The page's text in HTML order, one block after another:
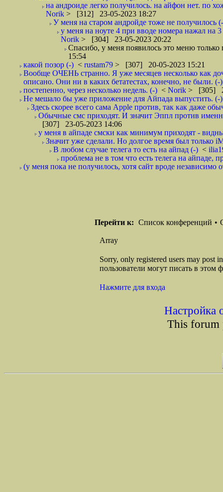
на андроиде легко получилось. на айфон нет. по
Norik > [312] 23-05-2023 18:27
У меня на старом андройде тоже не получилось
у меня на ноуте 4 при вводе номера нажал на
Norik > [304] 23-05-2023 20:22
Спасибо, у меня появилось это меню
15:54
какой позор (-) < rustam79 > [307] 20-05-2023 15:21
Вообще ОЧЕНЬ странно. Я уже месяцев несколько как
описано. Они ни в каких бетатестах, конечно, не были.
постепенно, через несколько недель. (-) < Norik > [305]
Не мешало бы уже приложение для Айпада выпустить. (-)
Здесь скорее всего сама Apple против, так как даже
Обычные смс приходят. И значит Эппл против
[307] 23-05-2023 14:06
у меня в айпаде смски как минимум приходят -
Значит уже сделали. Но долгое время был только
В любом случае телега то есть на айпад (-) <
проблема не в том что есть телега на айпаде,
(у меня пока не получилось, хотя сайт вроде независимо
Перейти к: Список конференций •
Array
Sorry, only registered users may post
пользователи могут писать в этом
Нажмите для входа
Настройка
This